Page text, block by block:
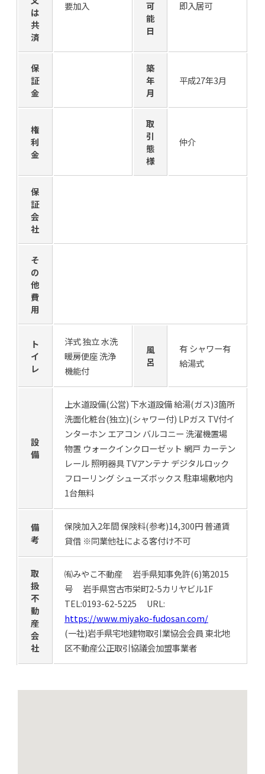
は
共
済
要加入
可
能
日
即入居可
保
証
金
築
年
月
平成27年3月
権
利
金
取
引
態
様
仲介
保
証
会
社
そ
の
他
費
用
ト
イ
レ
洋式 独立 水洗
暖房便座 洗浄
機能付
風
呂
有 シャワー有
給湯式
設
備
上水道設備(公営) 下水道設備 給湯(ガス)3箇所
洗面化粧台(独立)(シャワー付) LPガス TV付イ
ンターホン エアコン バルコニー 洗濯機置場
物置 ウォークインクローゼット 網戸 カーテン
レール 照明器具 TVアンテナ デジタルロック
フローリング シューズボックス 駐車場敷地内
1台無料
備
考
保険加入2年間 保険料(参考)14,300円 普通賃
貸借 ※同業他社による客付け不可
取
扱
不
動
産
会
社
㈲みやこ不動産 岩手県知事免許(6)第2015
号 岩手県宮古市栄町2-5カリヤビル1F
TEL:0193-62-5225 URL:
https://www.miyako-fudosan.com/
(一社)岩手県宅地建物取引業協会会員 東北地
区不動産公正取引協議会加盟事業者